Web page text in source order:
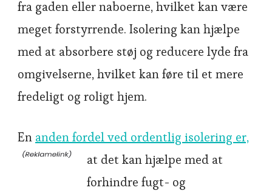
fra gaden eller naboerne, hvilket kan være
meget forstyrrende. Isolering kan hjælpe
med at absorbere støj og reducere lyde fra
omgivelserne, hvilket kan føre til et mere
fredeligt og roligt hjem.
En anden fordel ved ordentlig isolering er,
at det kan hjælpe med at
forhindre fugt- og